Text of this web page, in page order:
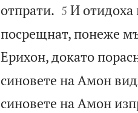
отпрати.
5 И отидоха
посрещнат, понеже
Ерихон, докато
синовете на Амон
синовете на Амон